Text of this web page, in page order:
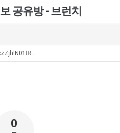
공유방 - 브런치
0